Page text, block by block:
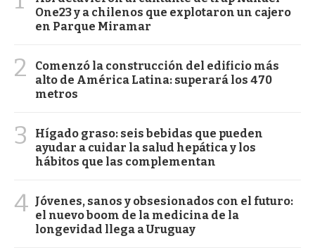
One23 y a chilenos que explotaron un cajero
en Parque Miramar
2
Comenzó la construcción del edificio más
alto de América Latina: superará los 470
metros
3
Hígado graso: seis bebidas que pueden
ayudar a cuidar la salud hepática y los
hábitos que las complementan
4 Jóvenes, sanos y obsesionados con el futuro:
el nuevo boom de la medicina de la
longevidad llega a Uruguay